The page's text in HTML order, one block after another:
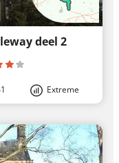
deel 2
Extreme